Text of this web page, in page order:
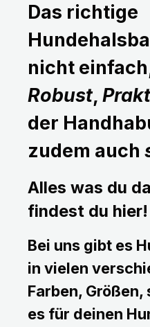
Das richtige
nicht
Robust,
der
zudem auch
Alles was du
findest du hier!
Bei uns gibt es
in vielen
Farben,
es für deinen